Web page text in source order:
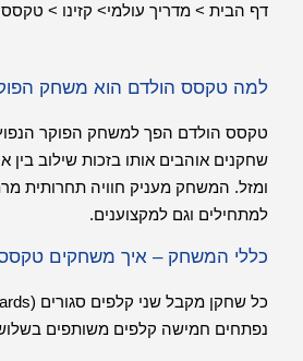
דף הבית > מדריך עולמי> קזינו >
למה טקסס הולדם הוא משחק
טקסס הולדם הפך למשחק הפוקר
שחקנים אוהבים אותו בזכות שילוב בין
ומזל. המשחק מעניק חוויה תחרותית
למתחילים וגם למקצוענים.
כללי המשחק – איך משחקים
נפתחים חמישה קלפים משותפים